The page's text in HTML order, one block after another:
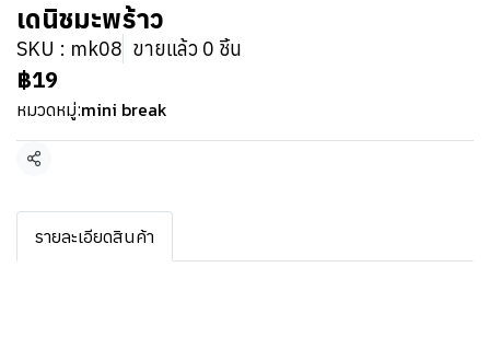
เดนิชมะพร้าว
SKU : mk08 ขายแล้ว 0 ชิ้น
฿19
หมวดหมู่:mini break
แชร์
รายละเอียดสินค้า